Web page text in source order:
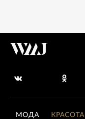
МОДА КРАСОТА